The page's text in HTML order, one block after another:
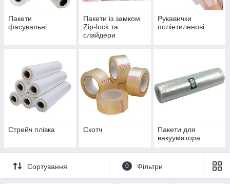
Пакети
фасувальні
Пакети із замком
Zip-lock та
слайдери
Рукавички
поліетиленові
Стрейч плівка Скотч
Пакети для
вакууматора
Сортування 0 Фільтри